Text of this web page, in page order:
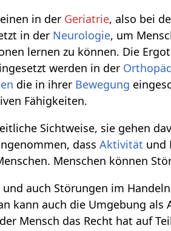
in der Geriatrie, also bei
in der Neurologie, um
lernen zu können. Die
werden in der
die in ihrer Bewegung
Fähigkeiten.
Sichtweise, sie gehen
dassAktivität und
Menschen können
auch Störungen im
kann auch die Umgebung
Mensch das Recht hat auf